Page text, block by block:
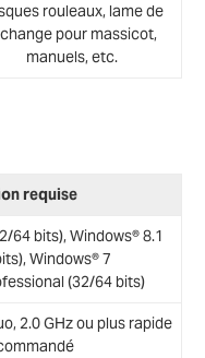
rouleaux, lame de
pour massicot,
manuels, etc.
requise
64 bits), Windows® 8.1
Windows® 7
(32/64 bits)
2.0 GHz ou plus rapide